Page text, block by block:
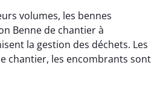
volumes, les bennes
Benne de chantier à
la gestion des déchets. Les
chantier, les encombrants sont